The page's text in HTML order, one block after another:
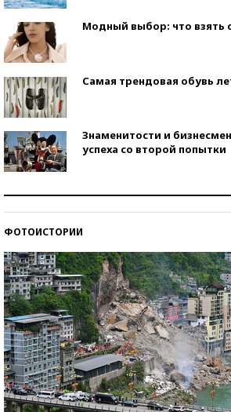
Модный выбор: что взять
Самая трендовая обувь
Знаменитости и
успеха со второй попытки
ФОТОИСТОРИИ